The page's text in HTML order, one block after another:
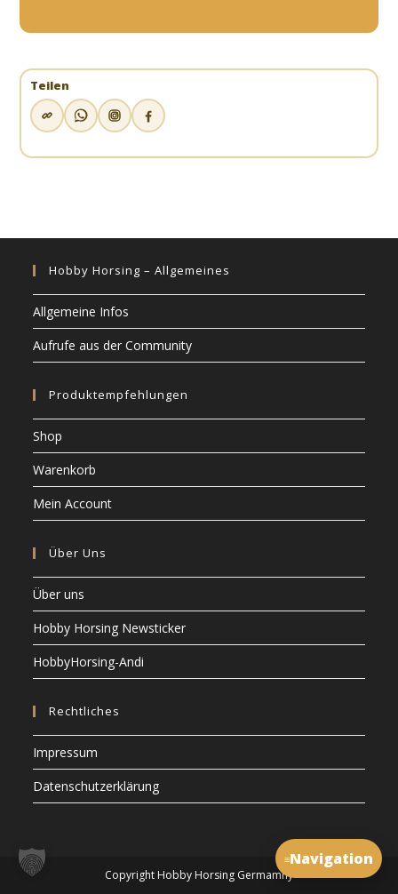
Teilen
Hobby Horsing – Allgemeines
Allgemeine Infos
Aufrufe aus der Community
Produktempfehlungen
Shop
Warenkorb
Mein Account
Über Uns
Über uns
Hobby Horsing Newsticker
HobbyHorsing-Andi
Rechtliches
Impressum
Datenschutzerklärung
Copyright Hobby Horsing Germamny
≡Navigation